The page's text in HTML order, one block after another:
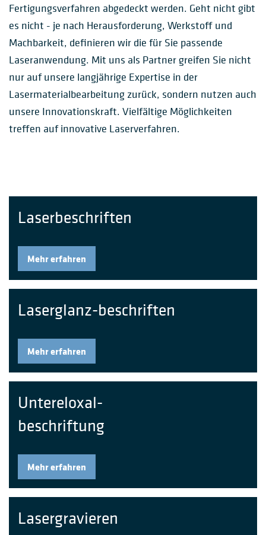
Fertigungsverfahren abgedeckt werden. Geht nicht gibt
es nicht - je nach Herausforderung, Werkstoff und
Machbarkeit, definieren wir die für Sie passende
Laseranwendung. Mit uns als Partner greifen Sie nicht
nur auf unsere langjährige Expertise in der
Lasermaterialbearbeitung zurück, sondern nutzen auch
unsere Innovationskraft. Vielfältige Möglichkeiten
treffen auf innovative Laserverfahren.
Laserbeschriften
Mehr erfahren
Laserglanz-beschriften
Mehr erfahren
Untereloxal-
beschriftung
Mehr erfahren
Lasergravieren